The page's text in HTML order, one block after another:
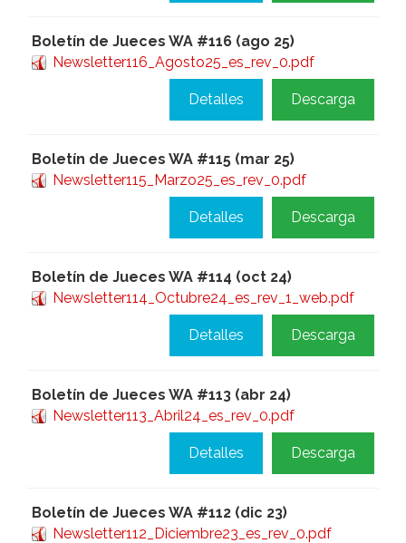
Boletín de Jueces WA #116 (ago 25)
Newsletter116_Agosto25_es_rev_0.pdf
Descarga
Detalles
Boletín de Jueces WA #115 (mar 25)
Newsletter115_Marzo25_es_rev_0.pdf
Descarga
Detalles
Boletín de Jueces WA #114 (oct 24)
Newsletter114_Octubre24_es_rev_1_web.pdf
Descarga
Detalles
Boletín de Jueces WA #113 (abr 24)
Newsletter113_Abril24_es_rev_0.pdf
Descarga
Detalles
Boletín de Jueces WA #112 (dic 23)
Newsletter112_Diciembre23_es_rev_0.pdf